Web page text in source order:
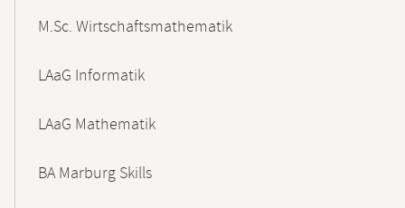
M.Sc. Wirtschaftsmathematik
LAaG Informatik
LAaG Mathematik
BA Marburg Skills